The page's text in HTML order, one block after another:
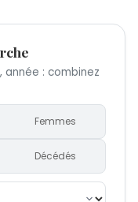
: combinez
Femmes
Décédés